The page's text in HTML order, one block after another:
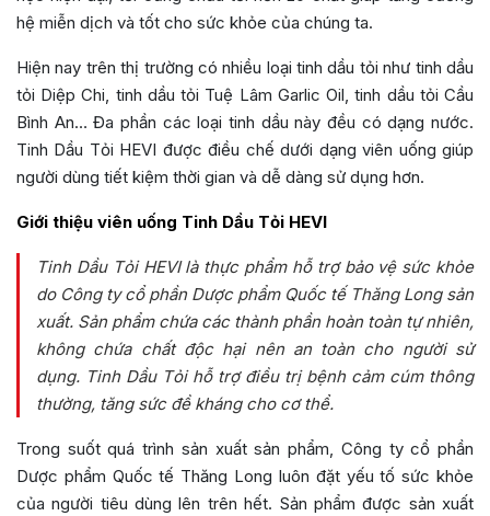
hệ miễn dịch và tốt cho sức khỏe của chúng ta.
Hiện nay trên thị trường có nhiều loại tinh dầu tỏi như tinh dầu
tỏi Diệp Chi, tinh dầu tỏi Tuệ Lâm Garlic Oil, tinh dầu tỏi Cầu
Bình An… Đa phần các loại tinh dầu này đều có dạng nước.
Tinh Dầu Tỏi HEVI được điều chế dưới dạng viên uống giúp
người dùng tiết kiệm thời gian và dễ dàng sử dụng hơn.
Giới thiệu viên uống Tinh Dầu Tỏi HEVI
Tinh Dầu Tỏi HEVI là thực phẩm hỗ trợ bảo vệ sức khỏe
do Công ty cổ phần Dược phẩm Quốc tế Thăng Long sản
xuất. Sản phẩm chứa các thành phần hoàn toàn tự nhiên,
không chứa chất độc hại nên an toàn cho người sử
dụng. Tinh Dầu Tỏi hỗ trợ điều trị bệnh cảm cúm thông
thường, tăng sức đề kháng cho cơ thể.
Trong suốt quá trình sản xuất sản phẩm, Công ty cổ phần
Dược phẩm Quốc tế Thăng Long luôn đặt yếu tố sức khỏe
của người tiêu dùng lên trên hết. Sản phẩm được sản xuất